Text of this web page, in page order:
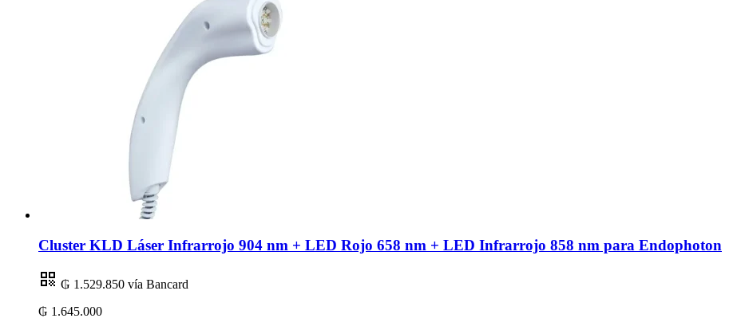
Cluster KLD Láser Infrarrojo 904 nm + LED Rojo 658 nm + LED Infrarrojo 858 nm para Endophoton
₲ 1.529.850 vía Bancard
₲ 1.645.000